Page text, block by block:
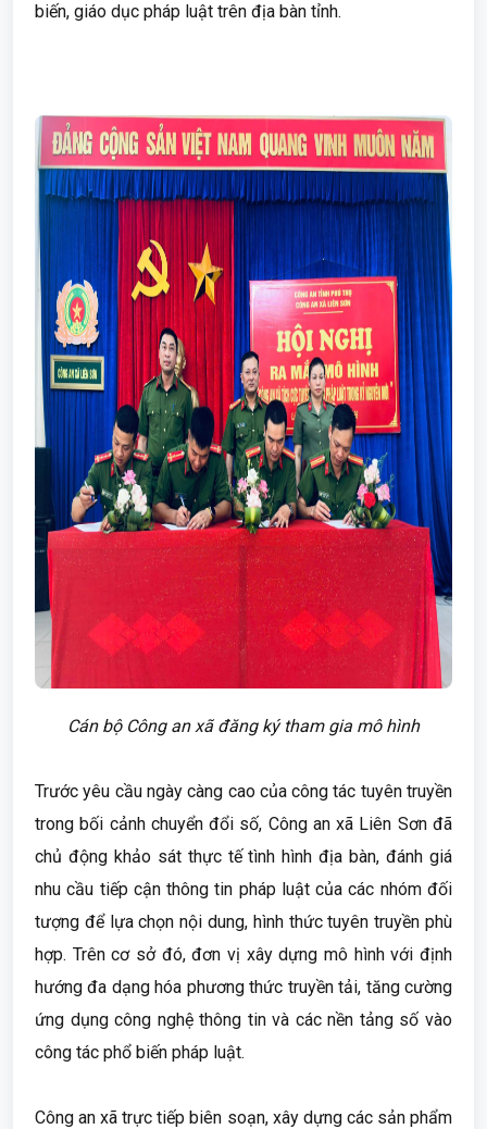
biến, giáo dục pháp luật trên địa bàn tỉnh.
Cán bộ Công an xã đăng ký tham gia mô hình
Trước yêu cầu ngày càng cao của công tác tuyên truyền
trong bối cảnh chuyển đổi số, Công an xã Liên Sơn đã
chủ động khảo sát thực tế tình hình địa bàn, đánh giá
nhu cầu tiếp cận thông tin pháp luật của các nhóm đối
tượng để lựa chọn nội dung, hình thức tuyên truyền phù
hợp. Trên cơ sở đó, đơn vị xây dựng mô hình với định
hướng đa dạng hóa phương thức truyền tải, tăng cường
ứng dụng công nghệ thông tin và các nền tảng số vào
công tác phổ biến pháp luật.
Công an xã trực tiếp biên soạn, xây dựng các sản phẩm